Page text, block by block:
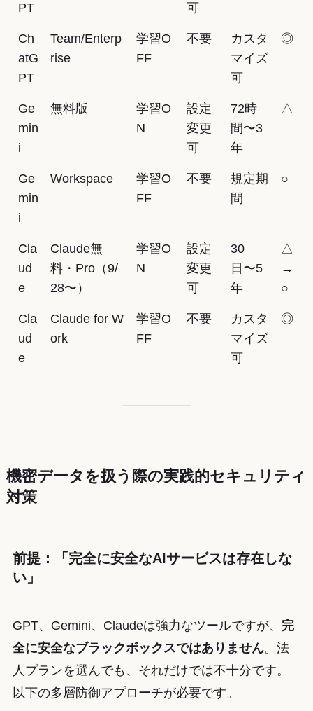
PT
可
Ch
atG
PT
Team/Enterp
rise
学習O
FF
不要
カスタ
マイズ
可
◎
Ge
min
i
無料版
学習O
N
設定
変更
可
72時
間〜3
年
△
Ge
min
i
Workspace
学習O
FF
不要
規定期
間
○
Cla
ud
e
Claude無
料・Pro（9/
28〜）
学習O
N
設定
変更
可
30
日〜5
年
△
→
○
Cla
ud
e
Claude for W
ork
学習O
FF
不要
カスタ
マイズ
可
◎
機密データを扱う際の実践的セキュリティ
対策
前提：「完全に安全なAIサービスは存在しな
い」
GPT、Gemini、Claudeは強力なツールですが、 完
全に安全なブラックボックスではありません。法
人プランを選んでも、それだけでは不十分です。
以下の多層防御アプローチが必要です。